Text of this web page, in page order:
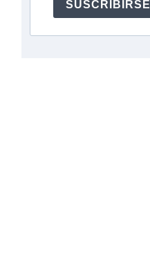
SUSCRIBIRSE